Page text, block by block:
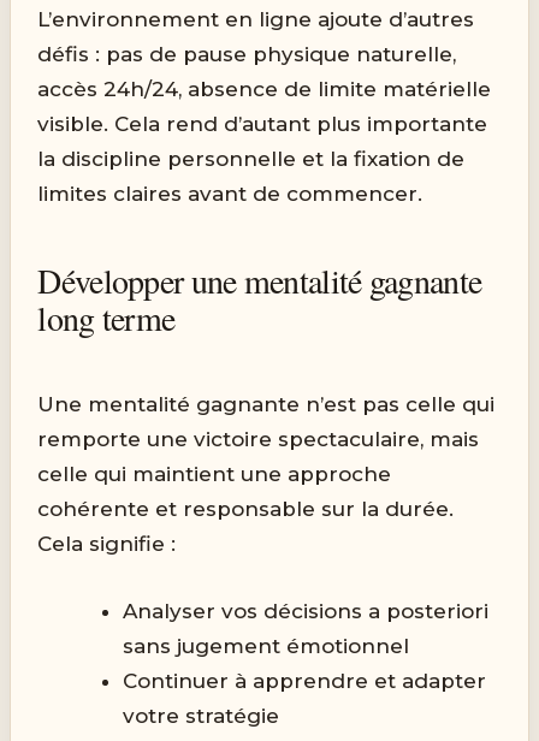
L’environnement en ligne ajoute d’autres
défis : pas de pause physique naturelle,
accès 24h/24, absence de limite matérielle
visible. Cela rend d’autant plus importante
la discipline personnelle et la fixation de
limites claires avant de commencer.
Développer une mentalité gagnante
long terme
Une mentalité gagnante n’est pas celle qui
remporte une victoire spectaculaire, mais
celle qui maintient une approche
cohérente et responsable sur la durée.
Cela signifie :
Analyser vos décisions a posteriori
sans jugement émotionnel
Continuer à apprendre et adapter
votre stratégie